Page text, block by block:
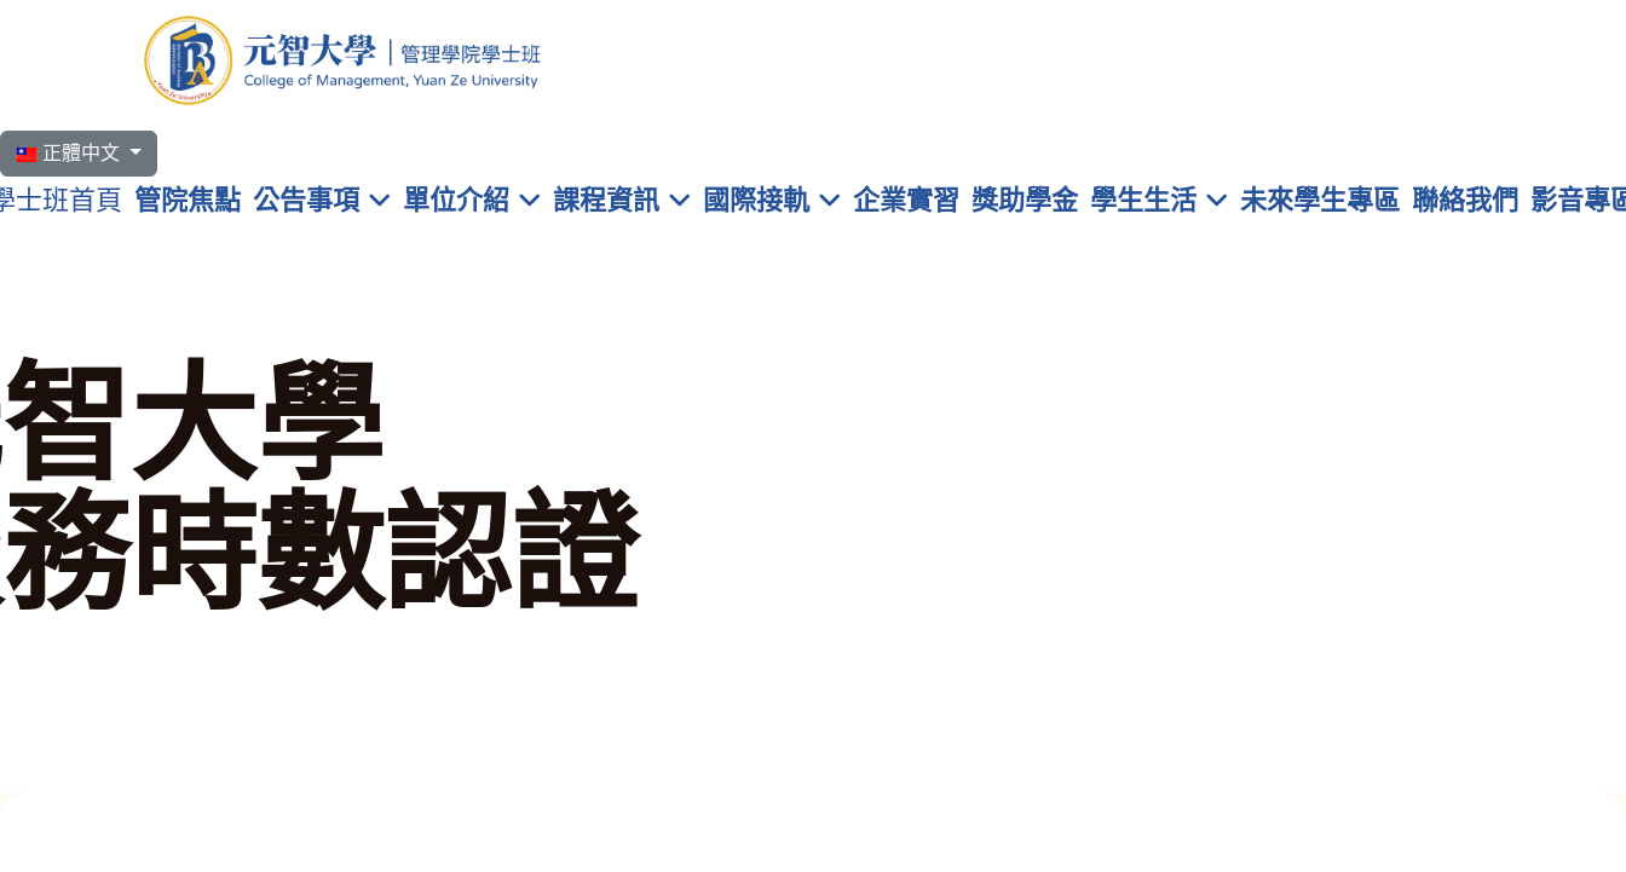
選擇你的語言
正體中文
士班首頁 管院焦點 公告事項 單位介紹 課程資訊 國際接軌 企業實習 獎助學金 學生生活 未來學生專區 聯絡我們 影音專
大學
時數認證